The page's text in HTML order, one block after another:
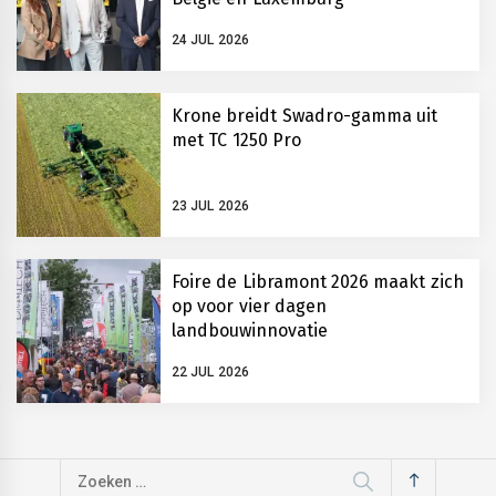
24 JUL 2026
Krone breidt Swadro-gamma uit
met TC 1250 Pro
23 JUL 2026
Foire de Libramont 2026 maakt zich
op voor vier dagen
landbouwinnovatie
22 JUL 2026
Zoeken